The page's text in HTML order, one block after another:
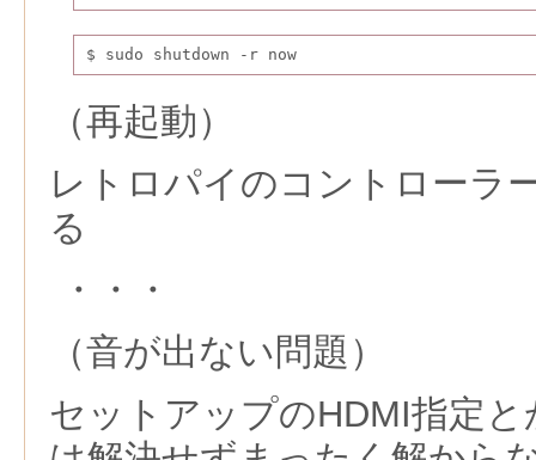
$ sudo shutdown -r now
（再起動）
レトロパイのコントローラ
る
・・・
（音が出ない問題）
セットアップのHDMI指定